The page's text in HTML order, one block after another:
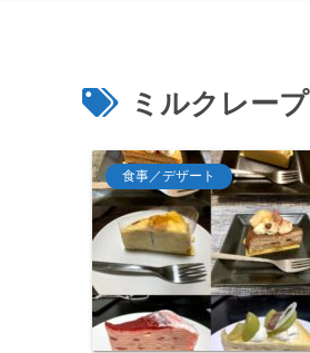
ミルクレープ
食事／デザート